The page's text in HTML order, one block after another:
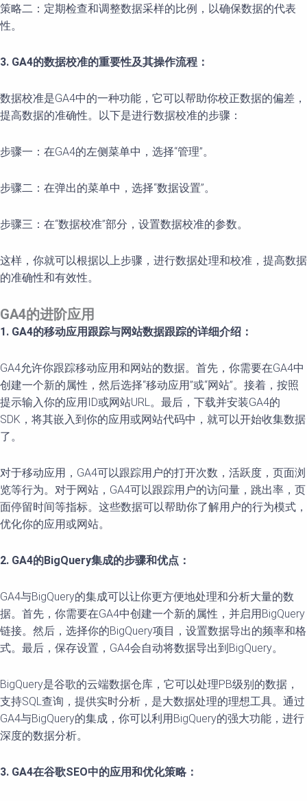
策略二：定期检查和调整数据采样的比例，以确保数据的代表
性。
3. GA4的数据校准的重要性及其操作流程：
数据校准是GA4中的一种功能，它可以帮助你校正数据的偏差，
提高数据的准确性。以下是进行数据校准的步骤：
步骤一：在GA4的左侧菜单中，选择“管理”。
步骤二：在弹出的菜单中，选择“数据设置”。
步骤三：在“数据校准”部分，设置数据校准的参数。
这样，你就可以根据以上步骤，进行数据处理和校准，提高数据
的准确性和有效性。
GA4的进阶应用
1. GA4的移动应用跟踪与网站数据跟踪的详细介绍：
GA4允许你跟踪移动应用和网站的数据。首先，你需要在GA4中
创建一个新的属性，然后选择“移动应用”或“网站”。接着，按照
提示输入你的应用ID或网站URL。最后，下载并安装GA4的
SDK，将其嵌入到你的应用或网站代码中，就可以开始收集数据
了。
对于移动应用，GA4可以跟踪用户的打开次数，活跃度，页面浏
览等行为。对于网站，GA4可以跟踪用户的访问量，跳出率，页
面停留时间等指标。这些数据可以帮助你了解用户的行为模式，
优化你的应用或网站。
2. GA4的BigQuery集成的步骤和优点：
GA4与BigQuery的集成可以让你更方便地处理和分析大量的数
据。首先，你需要在GA4中创建一个新的属性，并启用BigQuery
链接。然后，选择你的BigQuery项目，设置数据导出的频率和格
式。最后，保存设置，GA4会自动将数据导出到BigQuery。
BigQuery是谷歌的云端数据仓库，它可以处理PB级别的数据，
支持SQL查询，提供实时分析，是大数据处理的理想工具。通过
GA4与BigQuery的集成，你可以利用BigQuery的强大功能，进行
深度的数据分析。
3. GA4在谷歌SEO中的应用和优化策略：